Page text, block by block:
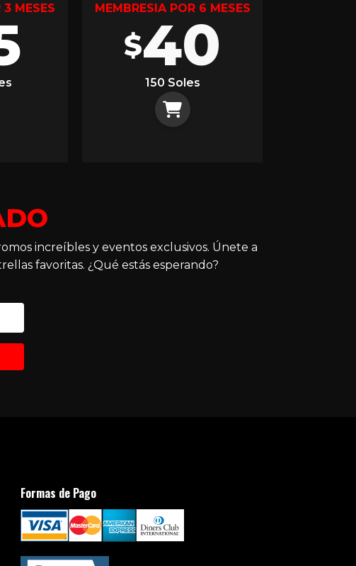
3 MESES MEMBRESIA POR 6 MESES
$40
150 Soles
increíbles y eventos exclusivos. Únete a
favoritas. ¿Qué estás esperando?
Formas de Pago